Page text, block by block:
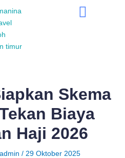
Skema
Biaya
Haji 2026
admin / 29 Oktober 2025